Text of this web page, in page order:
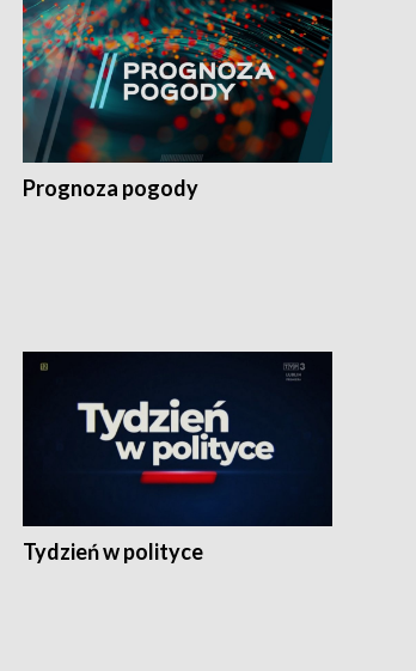
Prognoza pogody
Tydzień w polityce